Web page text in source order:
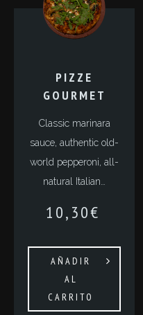
PIZZE
GOURMET
Classic marinara
sauce, authentic old-
world pepperoni, all-
natural Italian…
10,30€
AÑADIR
AL
CARRITO